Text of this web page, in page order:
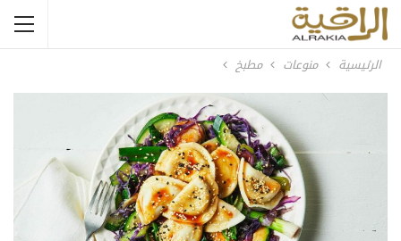
الرئيسية منوعات مطبخ